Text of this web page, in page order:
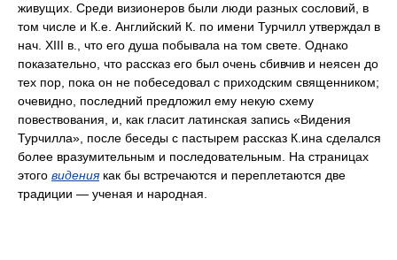
живущих. Среди визионеров были люди разных сословий, в
том числе и К.е. Английский К. по имени Турчилл утверждал в
нач. XIII в., что его душа побывала на том свете. Однако
показательно, что рассказ его был очень сбивчив и неясен до
тех пор, пока он не побеседовал с приходским священником;
очевидно, последний предложил ему некую схему
повествования, и, как гласит латинская запись «Видения
Турчилла», после беседы с пастырем рассказ К.ина сделался
более вразумительным и последовательным. На страницах
этого видениякак бы встречаются и переплетаются две
традиции — ученая и народная.